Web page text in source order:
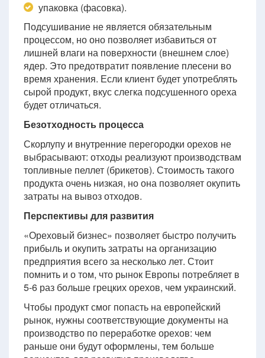
упаковка (фасовка).
Подсушивание не является обязательным
процессом, но оно позволяет избавиться от
лишней влаги на поверхности (внешнем слое)
ядер. Это предотвратит появление плесени во
время хранения. Если клиент будет употреблять
сырой продукт, вкус слегка подсушенного ореха
будет отличаться.
Безотходность процесса
Скорлупу и внутренние перегородки орехов не
выбрасывают: отходы реализуют производствам
топливные пеллет (брикетов). Стоимость такого
продукта очень низкая, но она позволяет окупить
затраты на вывоз отходов.
Перспективы для развития
«Ореховый бизнес» позволяет быстро получить
прибыль и окупить затраты на организацию
предприятия всего за несколько лет. Стоит
помнить и о том, что рынок Европы потребляет в
5-6 раз больше грецких орехов, чем украинский.
Чтобы продукт смог попасть на европейский
рынок, нужны соответствующие документы на
производство по переработке орехов: чем
раньше они будут оформлены, тем больше